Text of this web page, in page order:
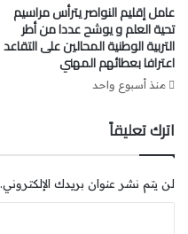
عامل إقليم النواصر يترأس مراسيم
تحية العلم و يوشح عددا من أطر
التربية الوطنية المحالين على التقاعد
اعترافا بعطائهم المهني
منذ أسبوع واحد
اترك تعليقاً
لن يتم نشر عنوان بريدك الإلكتروني.